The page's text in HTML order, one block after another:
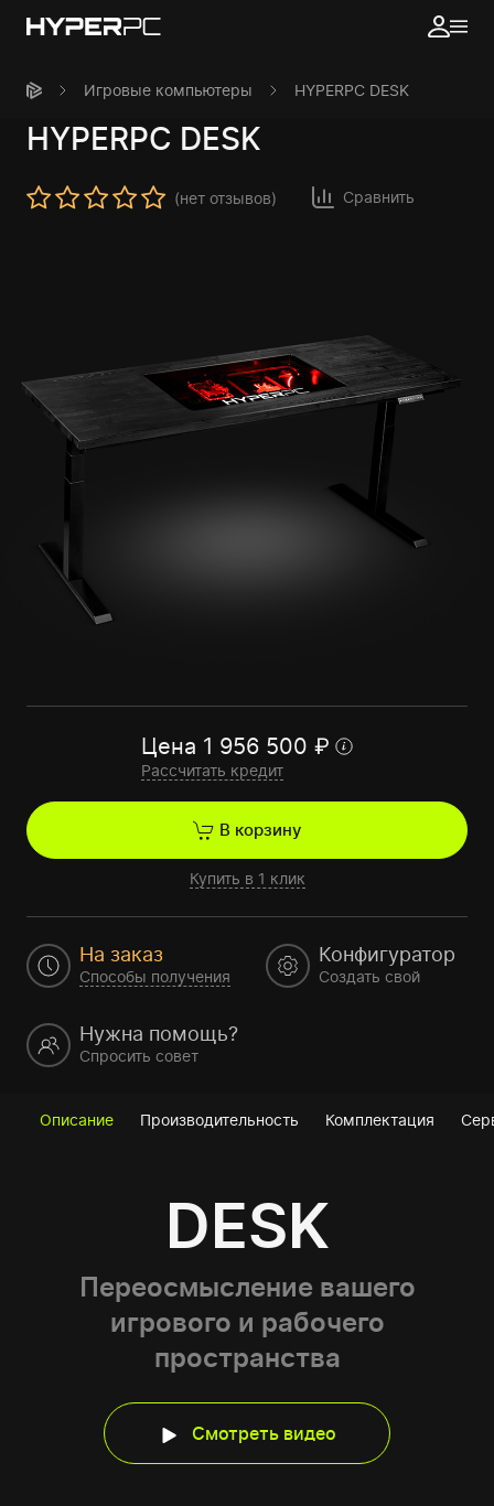
Игровые компьютеры HYPERPC DESK
HYPERPC DESK
(нет отзывов) Сравнить
Цена 1 956 500 ₽
Рассчитать кредит
В корзину
Купить в 1 клик
На заказ
Способы получения
Конфигуратор
Создать свой
Нужна помощь?
Спросить совет
Описание Производительность Комплектация
DESK
Переосмысление вашего
игрового и рабочего
пространства
Смотреть видео